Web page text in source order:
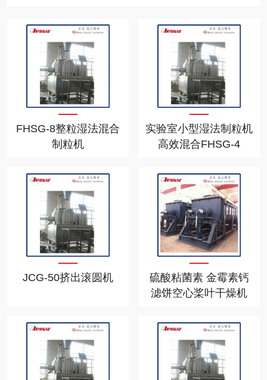
FHSG-8整粒湿法混合
制粒机
实验室小型湿法制粒机
高效混合FHSG-4
JCG-50挤出滚圆机
硫酸粘菌素 金霉素钙
滤饼空心桨叶干燥机